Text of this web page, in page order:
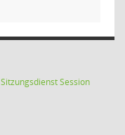
SitzungsdienstSession(Wird in